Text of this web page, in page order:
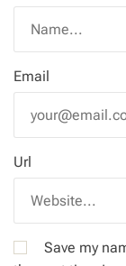
Email
Url
Save my